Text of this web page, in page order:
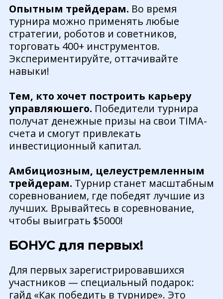
Опытным трейдерам. Во время
турнира можно применять любые
стратегии, роботов и советников,
торговать 400+ инструментов.
Экспериментируйте, оттачивайте
навыки!
Тем, кто хочет построить карьеру
управляюшего. Победители турнира
получат денежные призы на свои TIMA-
счета и смогут привлекать
инвестиционный капитал.
Амбициозным, целеустремленным
трейдерам. Турнир станет масштабным
соревнованием, где победят лучшие из
лучших. Врывайтесь в соревнование,
чтобы выиграть $5000!
БОНУС для первых!
Для первых зарегистрировавшихся
участников — специальный подарок:
гайд «Как победить в турнире». Это